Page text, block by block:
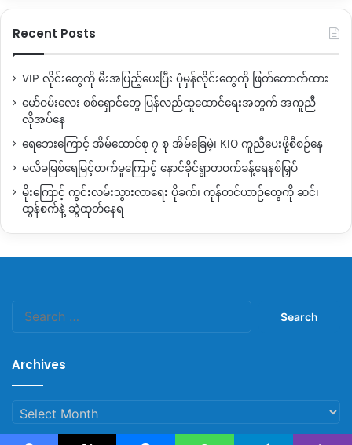
ဒါပေမဲ့ ရပ်ကွက်စုံအောင်တော့မကောက်နိုင်ဘူး သူတို့ရွေးကောက်ပွဲ
ကတော့ သူတို့ဘာသာလုပ်ကြံရင်လုပ်ကြံ အင်းတော်မြို့နယ်မှာတော့
တော့ ကျနော်တို့ရဲလွှမ်းမိုးမူက ၈၀ရာခိုင်နှုန်းလောက်လွှမ်းမိုးထား
နိုင်ပြီ သူတို့လည်းမြို့ထဲပဲသွားလာနိုင်တယ် ဖြစ်နိုင်မယ့်
အလားအလာကတော့ နိုင်ငံရေးထွက်ပေါက်အနေနဲ့ရွေးကောက်ပွဲကို
အကြောင်းပြမှာ ဖြစ်နိုင်မယ်မထင်ပါဘူး ပြည်သူတွေကလည်း ဒီ
ရွေးကောက်ပွဲအပေါ်အယုံအကြည်မရှိသလို မဲလည်းထည့်မှာ မဟုတ်
ကြဘူး”ပြောပါတယ်။
Recent Posts
VIP လိုင်းတွေကို မီးအပြည့်ပေးပြီး ပုံမှန်လိုင်းတွေကို ဖြတ်တောက်ထား
မော်ဝမ်းလေး စစ်ရှောင်တွေ ပြန်လည်ထူထောင်ရေးအတွက် အကူညီ
လိုအပ်နေ
ရေဘေးကြောင့် အိမ်ထောင်စု ၇ စု အိမ်ခြေမဲ့၊ KIO ကူညီပေးဖို့စီစဉ်နေ
မလိခမြစ်ရေမြင့်တက်မှုကြောင့် နောင်ခိုင်ရွာတဝက်ခန့်ရေနစ်မြှပ်
မိုးကြောင့် ကွင်းလမ်းသွားလာရေး ပိုခက်၊ ကုန်တင်ယာဉ်တွေကို ဆင်၊
ထွန်စက်နဲ့ ဆွဲထုတ်နေရ
Archives
Archives